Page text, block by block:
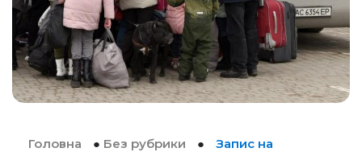
Головна ● Без рубрики ●
Запис на